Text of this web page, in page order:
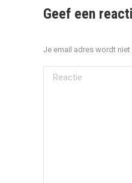
Geef een
Je email adres wordt
Reactie